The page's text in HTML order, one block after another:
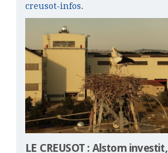
creusot-infos.
LE CREUSOT : Alstom investit,